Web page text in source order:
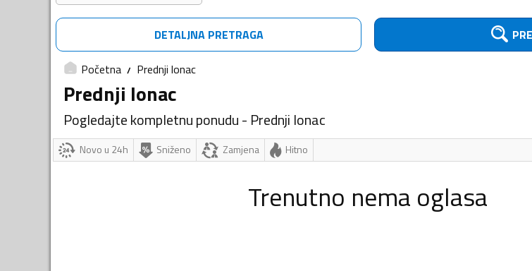
DETALJNA PRETRAGA
Početna Prednji lonac
Prednji lonac
Pogledajte kompletnu ponudu - Prednji lonac
Novo u 24h Sniženo Zamjena Hitno
Trenutno nema oglasa